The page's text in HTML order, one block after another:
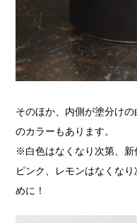
そのほか、内側が塗分け
のカラーもあります。
※白色はなくなり次第、新
ピンク、レモンはなくな
めに！